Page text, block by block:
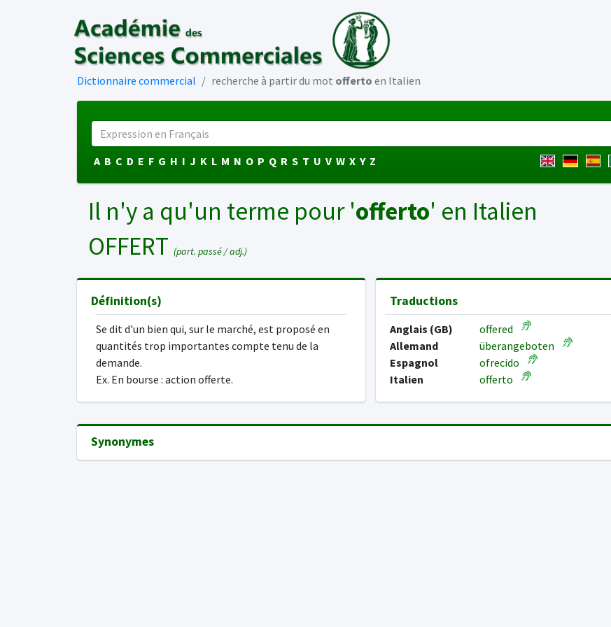
Dictionnaire commercial recherche à partir du mot offerto en Italien
A B C D E F G H I J K L M N O P Q R S T U V W X Y Z
Il n'y a qu'un terme pour 'offerto' en Italien
OFFERT (part. passé / adj.)
Définition(s)
Se dit d'un bien qui, sur le marché, est proposé en
quantités trop importantes compte tenu de la
demande.
Ex. En bourse : action offerte.
Traductions
Anglais (GB)
offered
Allemand
überangeboten
Espagnol
ofrecido
Italien
offerto
Synonymes